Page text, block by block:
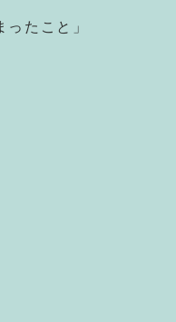
たこと」